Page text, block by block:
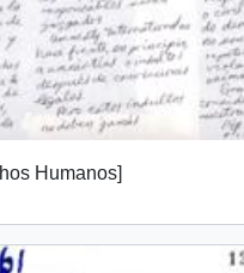
Humanos]